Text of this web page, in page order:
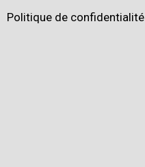
Politique de confidentialité